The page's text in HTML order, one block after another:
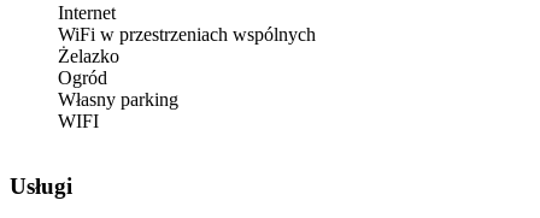
Internet
WiFi w przestrzeniach wspólnych
Żelazko
Ogród
Własny parking
WIFI
Usługi